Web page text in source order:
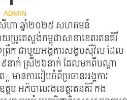
ADMIN
សីហា​ ឆ្នាំ២០២៥​ សហគមន៍
រូតេស្តង់កម្ពុជាសាខាខេតរតនគិរី​
រឹក ជាមួយអង្កការសង្គមស៊ីវិល​ ដែល
នាក់​ ស្រី២៦នាក់​ ដែលមកពីបណ្តា
មានការរៀបចំពីប្រធានអង្គការ​
ម​ អភិបាលរងខេត្តរតនគិរី​ កង